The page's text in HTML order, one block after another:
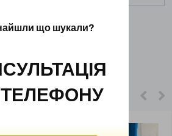
що шукали?